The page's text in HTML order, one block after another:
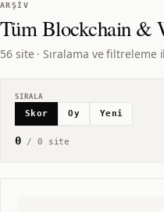
ARŞIV
TümBlockchain &
56 site · Sıralama ve filtreleme
SIRALA
Skor Oy Yeni
0/ 0 site